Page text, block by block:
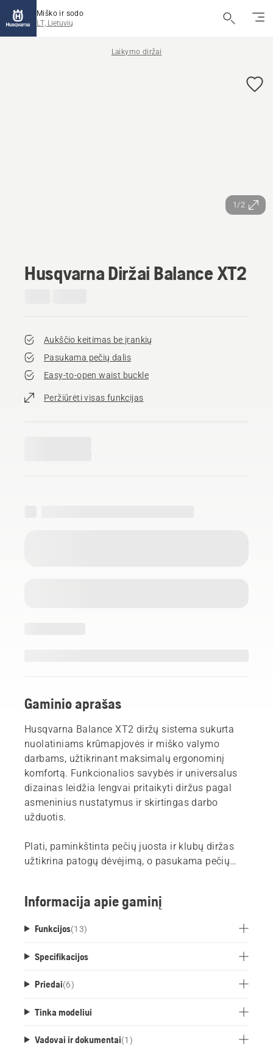
Miško ir sodo
LT, Lietuvių
Laikymo diržai
1/2
Husqvarna Diržai Balance XT2
Aukščio keitimas be įrankių
Pasukama pečių dalis
Easy-to-open waist buckle
Peržiūrėti visas funkcijas
Gaminio aprašas
Husqvarna Balance XT2 diržų sistema sukurta
nuolatiniams krūmapjovės ir miško valymo
darbams, užtikrinant maksimalų ergonominį
komfortą. Funkcionalios savybės ir universalus
dizainas leidžia lengvai pritaikyti diržus pagal
asmeninius nustatymus ir skirtingas darbo
užduotis.
Plati, paminkštinta pečių juosta ir klubų diržas
užtikrina patogų dėvėjimą, o pasukama pečių
laikikliu.
Informacija apie gaminį
Funkcijos(13)
Specifikacijos
Priedai(6)
Tinka modeliui
Vadovai ir dokumentai(1 )